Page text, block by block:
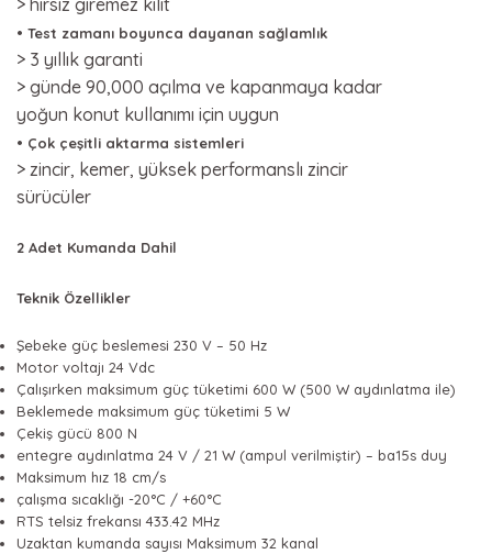
• Test zamanı boyunca dayanan sağlamlık
> 3 yıllık garanti
> günde 90,000 açılma ve kapanmaya kadar
yoğun konut kullanımı için uygun
• Çok çeşitli aktarma sistemleri
> zincir, kemer, yüksek performanslı zincir
sürücüler
2 Adet Kumanda Dahil
Teknik Özellikler
Şebeke güç beslemesi 230 V – 50 Hz
Motor voltajı 24 Vdc
Çalışırken maksimum güç tüketimi 600 W (500 W aydınlatma ile)
Beklemede maksimum güç tüketimi 5 W
Çekiş gücü 800 N
entegre aydınlatma 24 V / 21 W (ampul verilmiştir) – ba15s duy
Maksimum hız 18 cm/s
çalışma sıcaklığı -20°C / +60°C
RTS telsiz frekansı 433.42 MHz
Uzaktan kumanda sayısı Maksimum 32 kanal